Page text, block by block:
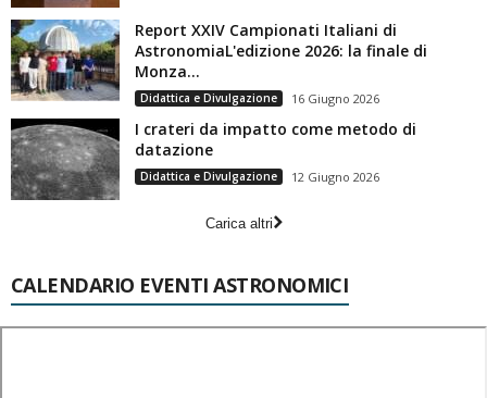
Report XXIV Campionati Italiani di
AstronomiaL'edizione 2026: la finale di
Monza...
Didattica e Divulgazione 16 Giugno 2026
I crateri da impatto come metodo di
datazione
Didattica e Divulgazione 12 Giugno 2026
Carica altri
CALENDARIO EVENTI ASTRONOMICI